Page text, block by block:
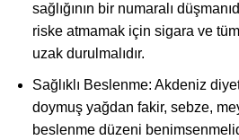
sağlığının bir numaralı
riske atmamak için sigara ve
uzak durulmalıdır.
Sağlıklı Beslenme: Akdeniz
doymuş yağdan fakir, sebze,
beslenme düzeni